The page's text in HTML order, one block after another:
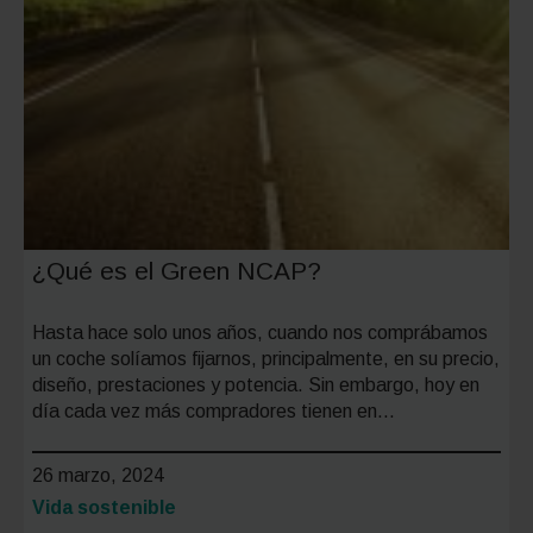
¿Qué es el Green NCAP?
Hasta hace solo unos años, cuando nos comprábamos
un coche solíamos fijarnos, principalmente, en su precio,
diseño, prestaciones y potencia. Sin embargo, hoy en
día cada vez más compradores tienen en…
26 marzo, 2024
Categoría:
Vida sostenible